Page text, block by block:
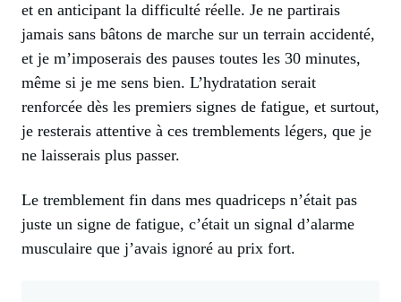
et en anticipant la difficulté réelle. Je ne partirais
jamais sans bâtons de marche sur un terrain accidenté,
et je m’imposerais des pauses toutes les 30 minutes,
même si je me sens bien. L’hydratation serait
renforcée dès les premiers signes de fatigue, et surtout,
je resterais attentive à ces tremblements légers, que je
ne laisserais plus passer.
Le tremblement fin dans mes quadriceps n’était pas
juste un signe de fatigue, c’était un signal d’alarme
musculaire que j’avais ignoré au prix fort.